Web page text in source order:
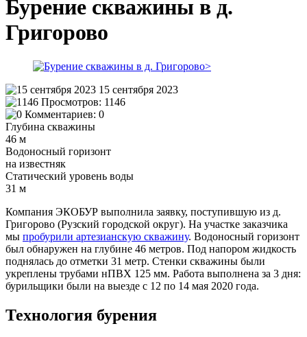
Бурение скважины в д.
Григорово
15 сентября 2023
Просмотров: 1146
Комментариев: 0
Глубина скважины
46 м
Водоносный горизонт
на известняк
Статический уровень воды
31 м
Компания ЭКОБУР выполнила заявку, поступившую из д.
Григорово (Рузский городской округ). На участке заказчика
мы пробурили артезианскую скважину. Водоносный горизонт
был обнаружен на глубине 46 метров. Под напором жидкость
поднялась до отметки 31 метр. Стенки скважины были
укреплены трубами нПВХ 125 мм. Работа выполнена за 3 дня:
бурильщики были на выезде с 12 по 14 мая 2020 года.
Технология бурения